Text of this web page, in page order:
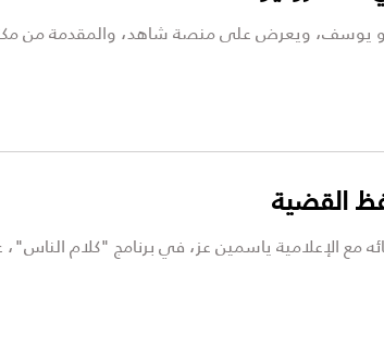
ويعرض على منصة شاهد، والمقدمة من مكتب
القضية